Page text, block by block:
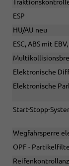
ESP
HU/AU neu
ESC, ABS mit
Elektronische
Elektronische
Start-Stopp-
Wegfahrsperre
OPF -